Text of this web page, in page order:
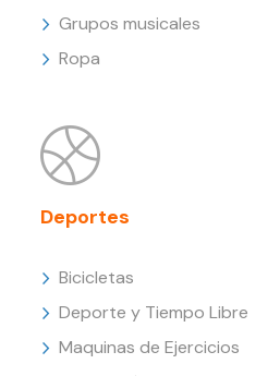
Grupos musicales
Ropa
Deportes
Bicicletas
Deporte y Tiempo Libre
Maquinas de Ejercicios